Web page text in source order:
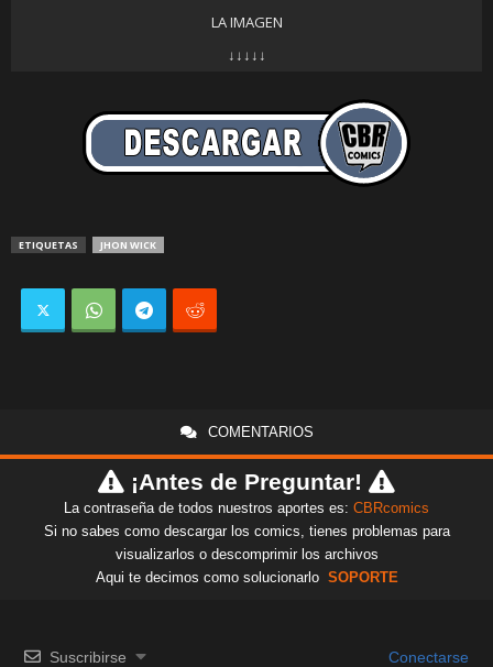
LA IMAGEN
↓↓↓↓↓
ETIQUETAS JHON WICK
COMENTARIOS
¡Antes de Preguntar!
La contraseña de todos nuestros aportes es: CBRcomics
Si no sabes como descargar los comics, tienes problemas para
visualizarlos o descomprimir los archivos
Aqui te decimos como solucionarlo SOPORTE
Suscribirse Conectarse